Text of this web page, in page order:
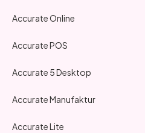
Accurate Online
Accurate POS
Accurate 5 Desktop
Accurate Manufaktur
Accurate Lite